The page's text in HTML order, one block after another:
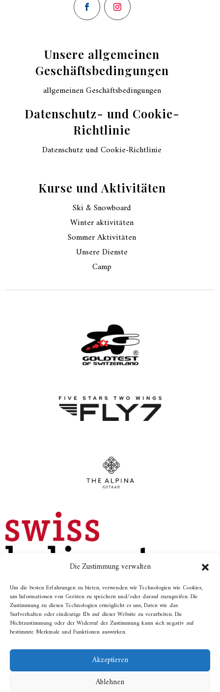
Die Zustimmung verwalten
Um die besten Erfahrungen zu bieten, verwenden wir Technologien wie Cookies,
um Informationen von Geräten zu speichern und/oder darauf zuzugreifen. Die
Zustimmung zu diesen Technologien ermöglicht es uns, Daten wie das
Surfverhalten oder eindeutige IDs auf dieser Website zu verarbeiten. Die
Nichtzustimmung oder der Widerruf der Zustimmung kann sich negativ auf
bestimmte Merkmale und Funktionen auswirken.
Akzeptieren
Ablehnen
Unsere allgemeinen
Geschäftsbedingungen
allgemeinen Geschäftsbedingungen
Datenschutz- und Cookie-
Richtlinie
Datenschutz und Cookie-Richtlinie
Kurse und Aktivitäten
Ski & Snowboard
Winter aktivitäten
Sommer Aktivitäten
Unsere Dienste
Camp
Fotos: «© Destination Gstaad» / Michael Staniforth
Website erstellt vonEmblematik